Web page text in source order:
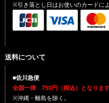
※引き落とし日はお使いのカードに
送料について
■佐川急便
全国一律 750円（税込）となります
※沖縄・離島を除く。